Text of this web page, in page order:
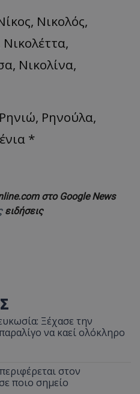
Νικολός,
Νικολίνα,
Ρηνούλα,
*
στο Google News
ειδήσεις
Ξέχασε την
να καεί ολόκληρο
στον
ποιο σημείο